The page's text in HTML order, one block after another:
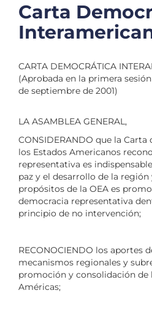
Carta
CARTA DEMOCRÁTICA
(Aprobada en la primera sesión
de septiembre de 2001)
LA ASAMBLEA GENERAL,
CONSIDERANDO que la
los Estados Americanos
representativa es
paz y el desarrollo de la
propósitos de la OEA es
democracia representativa
principio de no intervención;
RECONOCIENDO los aportes
mecanismos regionales y
promoción y consolidación de
Américas;